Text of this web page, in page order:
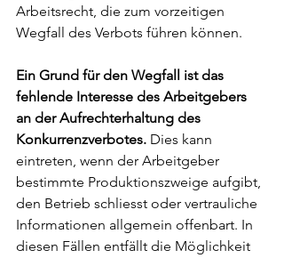
Arbeitsrecht, die zum vorzeitigen
Wegfall des Verbots führen können.
Ein Grund für den Wegfall ist das
fehlende Interesse des Arbeitgebers
an der Aufrechterhaltung des
Konkurrenzverbotes. Dies kann
eintreten, wenn der Arbeitgeber
bestimmte Produktionszweige aufgibt,
den Betrieb schliesst oder vertrauliche
Informationen allgemein offenbart. In
diesen Fällen entfällt die Möglichkeit